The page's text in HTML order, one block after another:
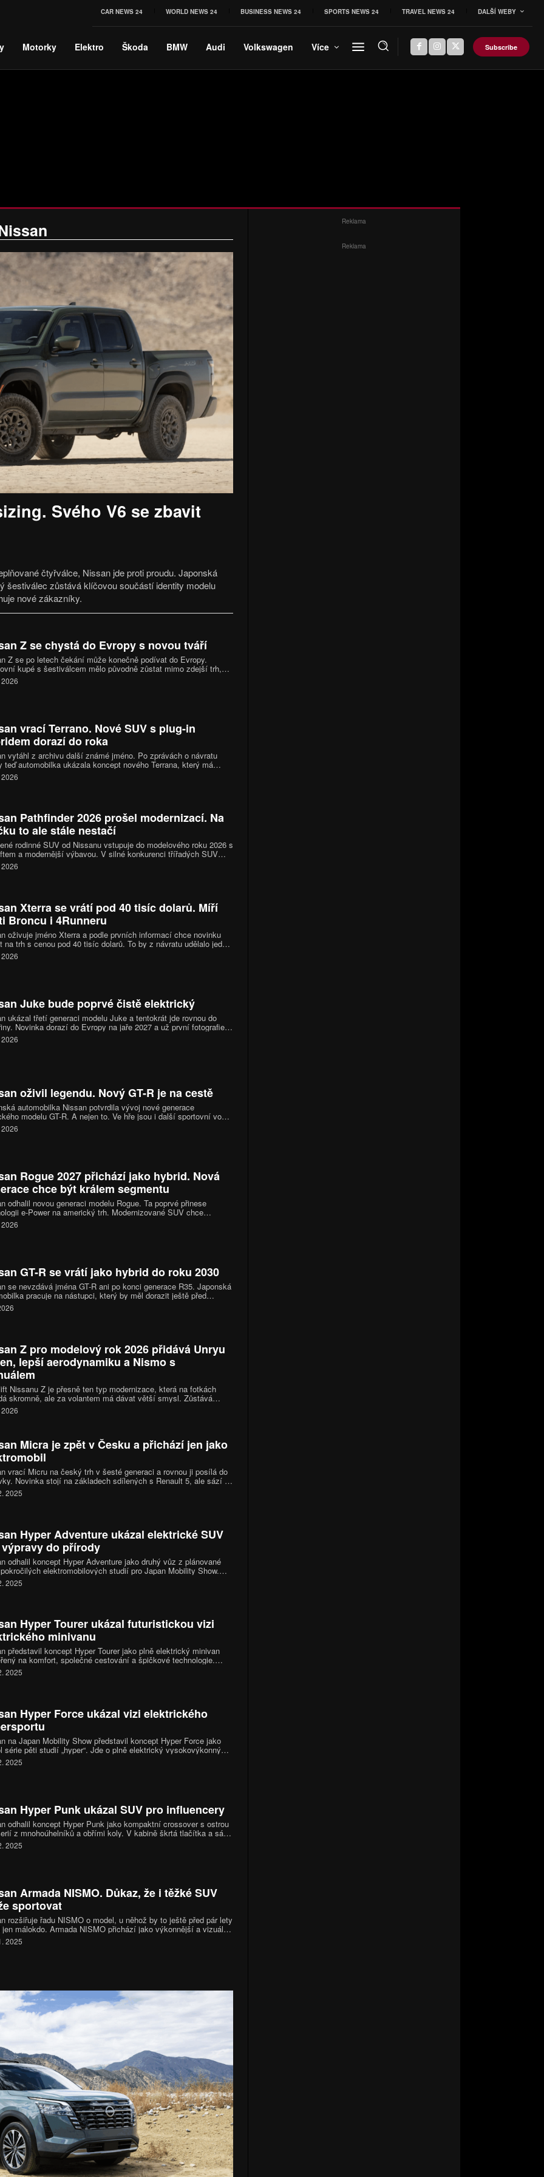
CAR NEWS 24 WORLD NEWS 24 BUSINESS NEWS 24 SPORTS NEWS 24 TRAVEL NEWS 24 DALŠÍ WEBY
Motorky Elektro Škoda BMW Audi Volkswagen Více Subscribe
Svého V6 se zbavit
čtyřválce, Nissan jde proti proudu. Japonská
šestiválec zůstává klíčovou součástí identity modelu
nové zákazníky.
Z se chystá do Evropy s novou tváří
Z se po letech čekání může konečně podívat do Evropy.
kupé s šestiválcem mělo původně zůstat mimo zdejší trh,
automobilka teď hledá cestu, jak ho přes emise a hlukové limity
i k evropským zákazníkům.
vrací Terrano. Nové SUV s plug-in
dorazí do roka
vytáhl z archivu další známé jméno. Po zprávách o návratu
teď automobilka ukázala koncept nového Terrana, který má
do výroby už během příštího roku. Půjde o terénně laděné SUV
in hybridním pohonem a designem odkazujícím na klasické off-
Pathfinder 2026 prošel modernizací. Na
to ale stále nestačí
rodinné SUV od Nissanu vstupuje do modelového roku 2026 s
a modernější výbavou. V silné konkurenci třířadých SUV
zůstává spíše racionální volbou než lídrem segmentu.
Xterra se vrátí pod 40 tisíc dolarů. Míří
Broncu i 4Runneru
oživuje jméno Xterra a podle prvních informací chce novinku
na trh s cenou pod 40 tisíc dolarů. To by z návratu udělalo jednu
nabídek mezi poctivými terénními SUV, zvlášť když
o vůz s rámovou konstrukcí, šestiválcem a výrobou v USA.
Juke bude poprvé čistě elektrický
ukázal třetí generaci modelu Juke a tentokrát jde rovnou do
Novinka dorazí do Evropy na jaře 2027 a už první fotografie
najevo, že to nebude auto pro nenápadné řidiče. Juke zůstává
své pověsti provokatéra, jen místo benzinové hravosti teď sází
oživil legendu. Nový GT-R je na cestě
automobilka Nissan potvrdila vývoj nové generace
modelu GT-R. A nejen to. Ve hře jsou i další sportovní vozy,
mohly rozšířit nabídku značky a vrátit jí ještě výraznější
identitu.
Rogue 2027 přichází jako hybrid. Nová
chce být králem segmentu
odhalil novou generaci modelu Rogue. Ta poprvé přinese
e-Power na americký trh. Modernizované SUV chce
kartami mezi hybridními bestsellery a zaútočit na zavedené
GT-R se vrátí jako hybrid do roku 2030
se nevzdává jména GT-R ani po konci generace R35. Japonská
pracuje na nástupci, který by měl dorazit ještě před
dekády. Nový model s interním označením R36 má být
novým autem, dostane novou platformu a podle
Z pro modelový rok 2026 přidává Unryu
lepší aerodynamiku a Nismo s
Nissanu Z je přesně ten typ modernizace, která na fotkách
skromně, ale za volantem má dávat větší smysl. Zůstává
retro kupé, které se v Japonsku prodává jako Fairlady Z,
ale pár jasných signálů, že značka chce udržet auto svěží bez
Do toho přichází zpráva, na kterou část fanoušků čekala
Z Nismo pro USA má mít šestistupňový manuál.
Micra je zpět v Česku a přichází jen jako
vrací Micru na český trh v šesté generaci a rovnou ji posílá do
Novinka stojí na základech sdílených s Renault 5, ale sází na
kulatější styl. Ceník začíná na 659 tisících korun a postupně
výbavy i baterie.
2025
Hyper Adventure ukázal elektrické SUV
do přírody
odhalil koncept Hyper Adventure jako druhý vůz z plánované
elektromobilových studií pro Japan Mobility Show.
sportovní SUV míří na lidi, kteří jezdí za dobrodružstvím a
ekologicky. Klíčovou roli hraje velká baterie, systém V2X a
2025
Hyper Tourer ukázal futuristickou vizi
minivanu
představil koncept Hyper Tourer jako plně elektrický minivan
na komfort, společné cestování a špičkové technologie.
spojuje autonomní řízení, pohon e-4ORCE a interiér inspirovaný
estetikou. Výsledkem je mobilní lounge, kde hraje hlavní roli
2025
Hyper Force ukázal vizi elektrického
na Japan Mobility Show představil koncept Hyper Force jako
série pěti studií „hyper“. Jde o plně elektrický vysokovýkonný
s výkonem až 1 000 kW a technikou kolem baterie s pevným
Koncept cílí na závodní nadšence i hráče a počítá s
2025
Hyper Punk ukázal SUV pro influencery
odhalil koncept Hyper Punk jako kompaktní crossover s ostrou
z mnohoúhelníků a obřími koly. V kabině škrtá tlačítka a sází
kamery a umělou inteligenci. Auto míří na tvůrce
obsahu a poprvé se ukáže na tokijském autosalonu.
2025
Armada NISMO. Důkaz, že i těžké SUV
sportovat
rozšiřuje řadu NISMO o model, u něhož by to ještě před pár lety
málokdo. Armada NISMO přichází jako výkonnější a vizuálně
varianta velkého SUV, která kombinuje upravený pohon,
podvozek a množství stylistických prvků typických pro
2025
Reklama
Reklama